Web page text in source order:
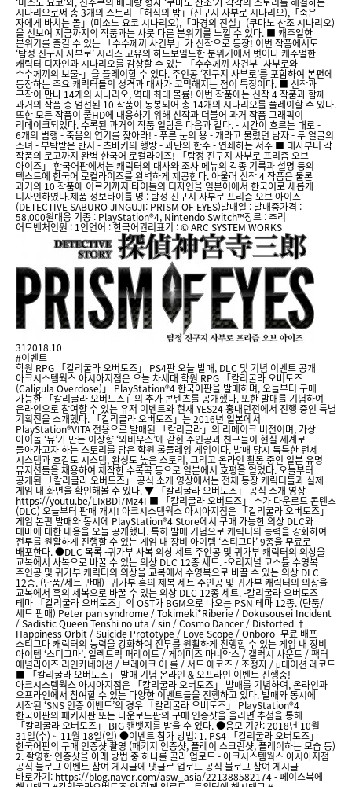
시나리오로써 총 3개의 스토리 「허식의 밤」(진구지 사부로 시나리오),「죽은
자에게 바치는 돌」(미소노 요코 시나리오),「마경의 진실」(쿠마노 산조 시나리오)
을 선보여 지금까지의 작품과는 사뭇 다른 분위기를 느낄 수 있다. ■ 캐주얼한
분위기를 즐길 수 있는 「수수께끼 사건부」가 신작으로 등장! 이번 작품에서도
‘탐정 진구지 사부로’ 시리즈 고유의 하드보일드한 분위기에서 벗어나 캐주얼한
캐릭터 디자인과 시나리오를 감상할 수 있는 「수수께끼 사건부 -사부로와
수수께끼의 보물-」을 플레이할 수 있다. 주인공 ‘진구지 사부로’를 포함하여 본편에
등장하는 주요 캐릭터들의 성격과 대사가 코믹해지는 점이 특징이다. ■ 신작과
구작이 만나 14개의 시나리오, 역대 최대 볼륨! 이번 작품에는 신작 4 작품과 함께
과거의 작품 중 엄선된 10 작품이 동봉되어 총 14개의 시나리오를 플레이할 수 있다.
또한 모든 작품이 풀HD에 대응하기 위해 신작과 더불어 과거 작품 그래픽이
리메이크되었다. 수록된 과거의 작품 일람은 다음과 같다. - 시간이 흐르는 대로 -
6개의 범행 - 죽음의 연기를 찾아라! - 푸른 눈의 용 - 개라고 불렸던 남자 - 두 얼굴의
소녀 - 부탁받은 반지 - 츠바키의 행방 - 과단의 한수 - 연쇄하는 저주 ■ 대사부터 각
작품의 로고까지 완벽 한국어 로컬라이즈! 「탐정 진구지 사부로 프리즘 오브
아이즈」 한국어판에서는 캐릭터의 대사와 조사 메뉴의 각종 기록과 설명 등의
텍스트에 한국어 로컬라이즈를 완벽하게 제공한다. 아울러 신작 4 작품은 물론
과거의 10 작품에 이르기까지 타이틀의 디자인을 일본어에서 한국어로 새롭게
디자인하였다.제품 정보타이틀 명 : 탐정 진구지 사부로 프리즘 오브 아이즈
(DETECTIVE SABURO JINGUJI: PRISM OF EYES)발매일 : 발매중가격 :
58,000원대응 기종 : PlayStation®4, Nintendo Switch™장르 : 추리
어드벤처인원 : 1인언어 : 한국어권리표기 : © ARC SYSTEM WORKS
312018.10
#이벤트
학원 RPG 「칼리굴라 오버도즈」 PS4판 오늘 발매, DLC 및 기념 이벤트 공개
아크시스템웍스 아시아지점은 오늘 차세대 학원 RPG 「칼리굴라 오버도즈
(Caligula Overdose)」 PlayStation®4 한국어판을 발매하며, 오늘부터 구매
가능한 「칼리굴라 오버도즈」의 추가 콘텐츠를 공개했다. 또한 발매를 기념하여
온라인으로 참여할 수 있는 유저 이벤트와 현재 YES24 홍대던전에서 진행 중인 특별
기획전을 소개했다. 「칼리굴라 오버도즈」는 2016년 일본에서
PlayStation®VITA 전용으로 발매된 「칼리굴라」의 리메이크 버전이며, 가상
아이돌 ‘뮤’가 만든 이상향 ‘뫼비우스’에 갇힌 주인공과 친구들이 현실 세계로
돌아가고자 하는 스토리를 담은 학원 롤플레잉 게임이다. 발매 당시 독특한 턴제
시스템과 호감도 시스템, 완성도 높은 스토리, 그리고 온라인 활동 중인 일본 유명
뮤지션들을 채용하여 제작한 수록곡 등으로 일본에서 호평을 얻었다. 오늘부터
공개된 「칼리굴라 오버도즈」 공식 소개 영상에서는 전체 등장 캐릭터들과 실제
게임 내 화면을 확인해볼 수 있다. ▼ 「칼리굴라 오버도즈」 공식 소개 영상
https://youtu.be/LIxBDi7Mz4I ■ 「칼리굴라 오버도즈」 추가 다운로드 콘텐츠
(DLC) 오늘부터 판매 개시! 아크시스템웍스 아시아지점은 「칼리굴라 오버도즈」
게임 본편 발매와 동시에 PlayStation®4 Store에서 구매 가능한 의상 DLC와
테마에 대한 내용을 오늘 공개했다. 특히 발매 기념으로 캐릭터의 능력을 강화하여
전투를 원활하게 진행할 수 있는 게임 내 장비 아이템 ‘스티그마’ 9종을 무료로
배포한다. ●DLC 목록 -귀가부 사복 의상 세트 주인공 및 귀가부 캐릭터의 의상을
교복에서 사복으로 바꿀 수 있는 의상 DLC 12종 세트. -오리지널 코스튬 수영복
주인공 및 귀가부 캐릭터의 의상을 교복에서 수영복으로 바꿀 수 있는 의상 DLC
12종. (단품/세트 판매) -귀가부 흑의 제복 세트 주인공 및 귀가부 캐릭터의 의상을
교복에서 흑의 제복으로 바꿀 수 있는 의상 DLC 12종 세트. -칼리굴라 오버도즈
테마 「칼리굴라 오버도즈」의 OST가 BGM으로 나오는 PSN 테마 12종. (단품/
세트 판매) Peter pan syndrome / Tokimeki*Riberie / Dokusousei Incident
/ Sadistic Queen Tenshi no uta / sin / Cosmo Dancer / Distorted †
Happiness Orbit / Suicide Prototype / Love Scope / Onboro -무료 배포
스티그마 캐릭터의 능력을 강화하여 전투를 원활하게 진행할 수 있는 게임 내 장비
아이템 ‘스티그마’. 일렉트릭 퍼레이드 / 게이머즈 마니악스 / 갤럭시 사운드 / 팩터
애널라이즈 리인카네이션 / 브레이크 어 룰 / 서드 에코즈 / 조정자 / μ테이션 레코드
■ 「칼리굴라 오버도즈」 발매 기념 온라인 & 오프라인 이벤트 진행중!
아크시스템웍스 아시아지점은 「칼리굴라 오버도즈」 발매를 기념하여, 온라인과
오프라인에서 참여할 수 있는 다양한 이벤트들을 진행하고 있다. 발매와 동시에
시작된 ‘SNS 인증 이벤트’의 경우 「칼리굴라 오버도즈」 PlayStation®4
한국어판의 패키지판 또는 다운로드판의 구매 인증샷을 올리면 추첨을 통해
「칼리굴라 오버도즈」 BIG 캔뱃지를 받을 수 있다. ●응모 기간: 2018년 10월
31일(수) ~ 11월 18일(일) ●이벤트 참가 방법: 1. PS4 「칼리굴라 오버도즈」
한국어판의 구매 인증샷 촬영 (패키지 인증샷, 플레이 스크린샷, 플레이하는 모습 등)
2. 촬영한 인증샷을 아래 방법 중 하나를 골라 업로드 - 아크시스템웍스 아시아지점
공식 블로그 이벤트 참여 게시글에 댓글로 업로드 공식 블로그 참여 게시글
바로가기: https://blog.naver.com/asw_asia/221388582174 - 페이스북에